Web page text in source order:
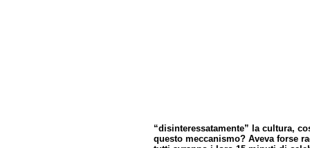
“disinteressatamente” la cultura,
questo meccanismo? Aveva forse